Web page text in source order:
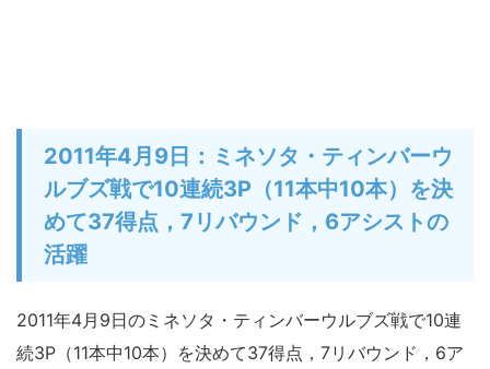
2011年4月9日：ミネソタ・ティンバーウ
ルブズ戦で10連続3P（11本中10本）を決
めて37得点，7リバウンド，6アシストの
活躍
2011年4月9日のミネソタ・ティンバーウルブズ戦で10連
続3P（11本中10本）を決めて37得点，7リバウンド，6ア